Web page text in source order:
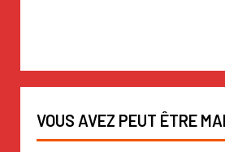
VOUS AVEZ PEUT ÊTRE